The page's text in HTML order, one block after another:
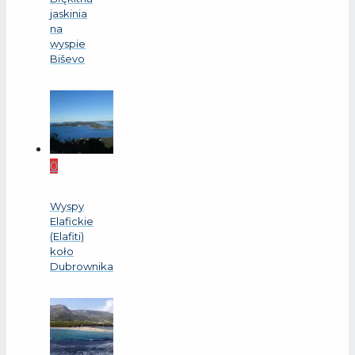
jaskinia
na
wyspie
Biševo
0
Wyspy
Elafickie
(Elafiti)
koło
Dubrownika